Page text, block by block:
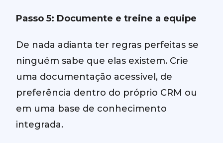
Passo 5: Documente e treine a equipe
De nada adianta ter regras perfeitas se
ninguém sabe que elas existem. Crie
uma documentação acessível, de
preferência dentro do próprio CRM ou
em uma base de conhecimento
integrada.